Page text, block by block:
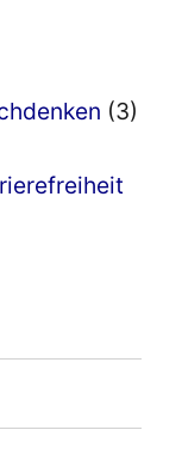
(3)